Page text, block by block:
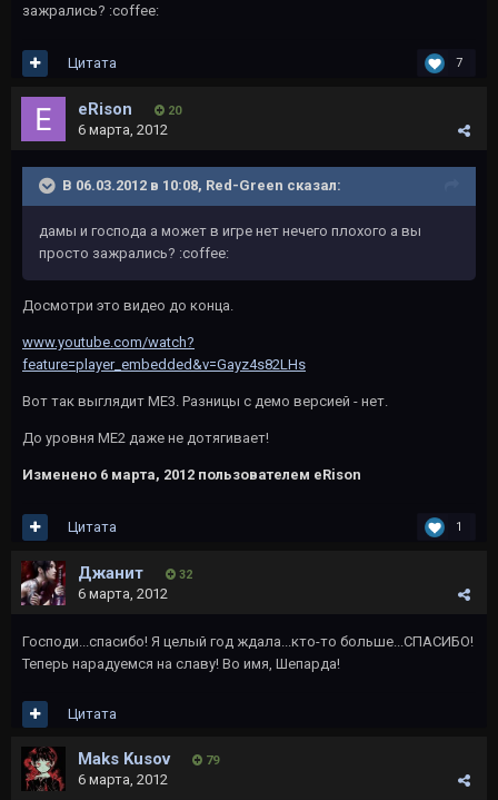
зажрались? :coffee:
7
Цитата
eRison 20
6 марта, 2012
В 06.03.2012 в 10:08, Red-Green сказал:
дамы и господа а может в игре нет нечего плохого а вы
просто зажрались? :coffee:
Досмотри это видео до конца.
www.youtube.com/watch?
feature=player_embedded&v=Gayz4s82LHs
Вот так выглядит ME3. Разницы с демо версией - нет.
До уровня ME2 даже не дотягивает!
Изменено 6 марта, 2012 пользователем eRison
1
Цитата
Джанит 32
6 марта, 2012
Господи...спасибо! Я целый год ждала...кто-то больше...СПАСИБО!
Теперь нарадуемся на славу! Во имя, Шепарда!
Цитата
Maks Kusov 79
6 марта, 2012